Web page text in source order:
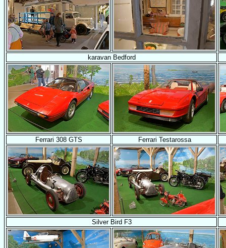
karavan Bedford
Ferrari 308 GTS Ferrari Testarossa
Silver Bird F3